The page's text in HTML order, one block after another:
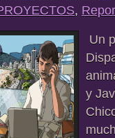
,
Un
y